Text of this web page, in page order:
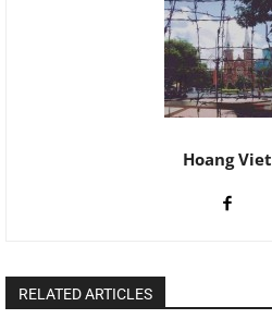
Hoang Viet
RELATED ARTICLES